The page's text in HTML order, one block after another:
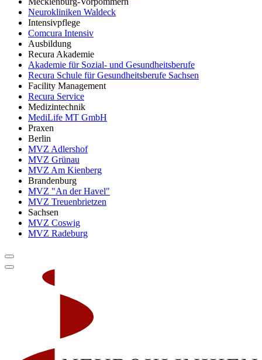
Neurokliniken Waldeck
Intensivpflege
Comcura Intensiv
Ausbildung
Recura Akademie
Akademie für Sozial- und Gesundheitsberufe
Recura Schule für Gesundheitsberufe Sachsen
Facility Management
Recura Service
Medizintechnik
MediLife MT GmbH
Praxen
Berlin
MVZ Adlershof
MVZ Grünau
MVZ Am Kienberg
Brandenburg
MVZ "An der Havel"
MVZ Treuenbrietzen
Sachsen
MVZ Coswig
MVZ Radeburg